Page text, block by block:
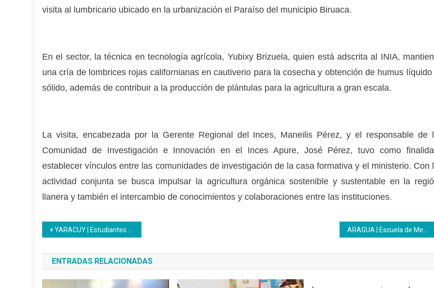
visita al lumbricario ubicado en la urbanización el Paraíso del municipio Biruaca.
En el sector, la técnica en tecnología agrícola, Yubixy Brizuela, quien está adscrita al INIA,
una cría de lombrices rojas californianas en cautiverio para la cosecha y obtención de humus líquido
sólido, además de contribuir a la producción de plántulas para la agricultura a gran escala.
La visita, encabezada por la Gerente Regional del Inces, Maneilis Pérez, y el responsable de
Comunidad de Investigación e Innovación en el Inces Apure, José Pérez, tuvo como
establecer vínculos entre las comunidades de investigación de la casa formativa y el ministerio. Con
actividad conjunta se busca impulsar la agricultura orgánica sostenible y sustentable en la
llanera y también el intercambio de conocimientos y colaboraciones entre las instituciones.
Navegación
de
entradas
YARACUY | Estudiantes de la UNES reciben capacitación a través del Inces ARAGUA | Escuela de Medios y Comunicación Inces ofreció taller de guion audiovisual
ENTRADAS RELACIONADAS